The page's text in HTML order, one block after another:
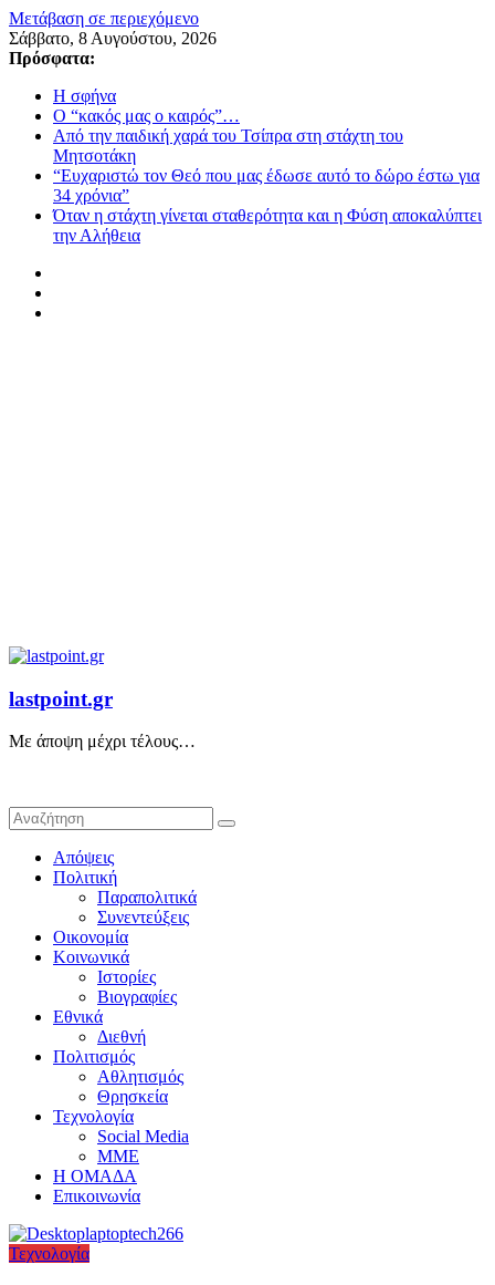
Μετάβαση σε περιεχόμενο
Σάββατο, 8 Αυγούστου, 2026
Πρόσφατα:
Η σφήνα
Ο “κακός μας ο καιρός”…
Από την παιδική χαρά του Τσίπρα στη στάχτη του
Μητσοτάκη
“Ευχαριστώ τον Θεό που μας έδωσε αυτό το δώρο έστω για
34 χρόνια”
Όταν η στάχτη γίνεται σταθερότητα και η Φύση αποκαλύπτει
την Αλήθεια
lastpoint.gr
Με άποψη μέχρι τέλους…
Απόψεις
Πολιτική
Παραπολιτικά
Συνεντεύξεις
Οικονομία
Κοινωνικά
Ιστορίες
Βιογραφίες
Εθνικά
Διεθνή
Πολιτισμός
Αθλητισμός
Θρησκεία
Τεχνολογία
Social Media
ΜΜΕ
Η ΟΜΑΔΑ
Επικοινωνία
Τεχνολογία